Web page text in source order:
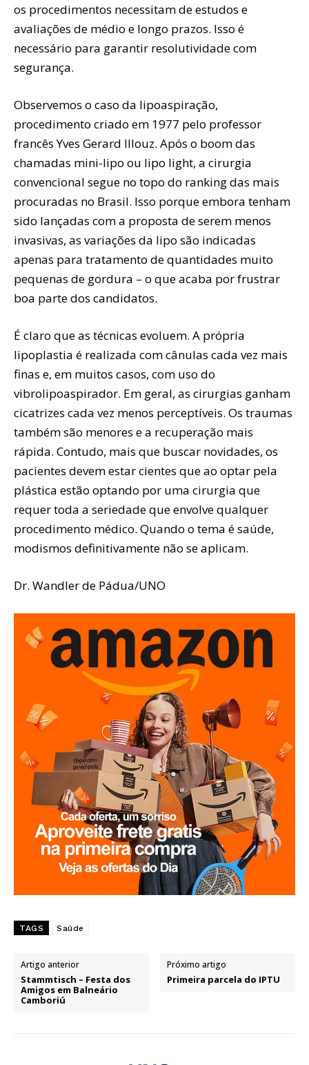
os procedimentos necessitam de estudos e
avaliações de médio e longo prazos. Isso é
necessário para garantir resolutividade com
segurança.
Observemos o caso da lipoaspiração,
procedimento criado em 1977 pelo professor
francês Yves Gerard Illouz. Após o boom das
chamadas mini-lipo ou lipo light, a cirurgia
convencional segue no topo do ranking das mais
procuradas no Brasil. Isso porque embora tenham
sido lançadas com a proposta de serem menos
invasivas, as variações da lipo são indicadas
apenas para tratamento de quantidades muito
pequenas de gordura – o que acaba por frustrar
boa parte dos candidatos.
É claro que as técnicas evoluem. A própria
lipoplastia é realizada com cânulas cada vez mais
finas e, em muitos casos, com uso do
vibrolipoaspirador. Em geral, as cirurgias ganham
cicatrizes cada vez menos perceptíveis. Os traumas
também são menores e a recuperação mais
rápida. Contudo, mais que buscar novidades, os
pacientes devem estar cientes que ao optar pela
plástica estão optando por uma cirurgia que
requer toda a seriedade que envolve qualquer
procedimento médico. Quando o tema é saúde,
modismos definitivamente não se aplicam.
Dr. Wandler de Pádua/UNO
TAGS Saúde
Artigo anterior
Stammtisch – Festa dos
Amigos em Balneário
Camboriú
Próximo artigo
Primeira parcela do IPTU